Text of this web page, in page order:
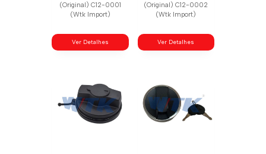
(Original) C12-0001
(Wtk Import)
Ver Detalhes
(Original) C12-0002
(Wtk Import)
Ver Detalhes